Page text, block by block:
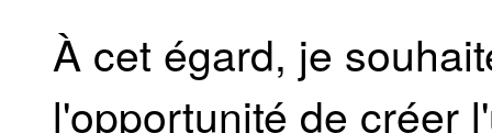
À cet égard, je
l'opportunité de créer